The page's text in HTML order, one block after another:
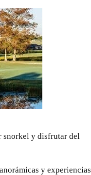
snorkel y disfrutar del
y experiencias